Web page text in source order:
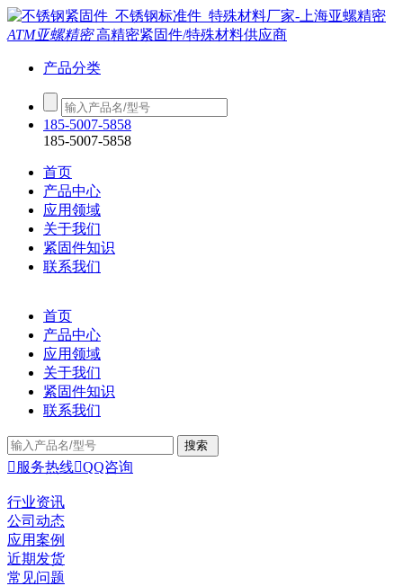
ATM亚螺精密高精密紧固件/特殊材料供应商
产品分类
185-5007-5858
185-5007-5858
首页
产品中心
应用领域
关于我们
紧固件知识
联系我们
首页
产品中心
应用领域
关于我们
紧固件知识
联系我们
 服务热线QQ咨询
行业资讯
公司动态
应用案例
近期发货
常见问题